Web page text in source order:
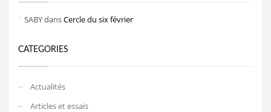
SABYdansCercle du six février
CATEGORIES
Actualités
Articles et essais